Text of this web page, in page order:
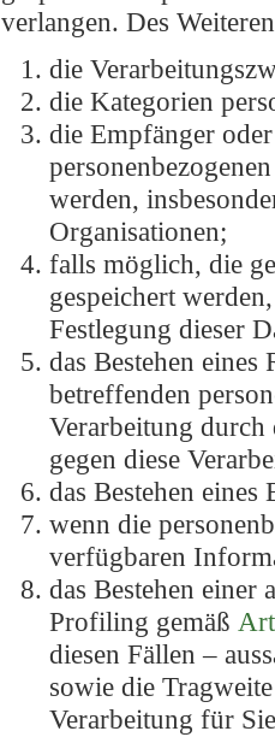
verlangen. Des
die
die Kategorien
die Empfänger
werden,
Organisationen;
falls möglich, die
gespeichert
Festlegung dieser
das Bestehen
betreffenden
Verarbeitung durch
gegen diese
das Bestehen
wenn die
verfügbaren
das Bestehen
Profiling gemäß
diesen Fällen –
sowie die
Verarbeitung für